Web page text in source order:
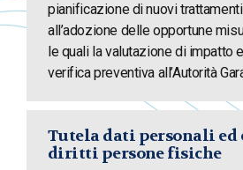
pianificazione di nuovi
all’adozione delle opportune
le quali la valutazione di impatto
verifica preventiva all’Autorità
Tutela dati personali ed
diritti persone fisiche